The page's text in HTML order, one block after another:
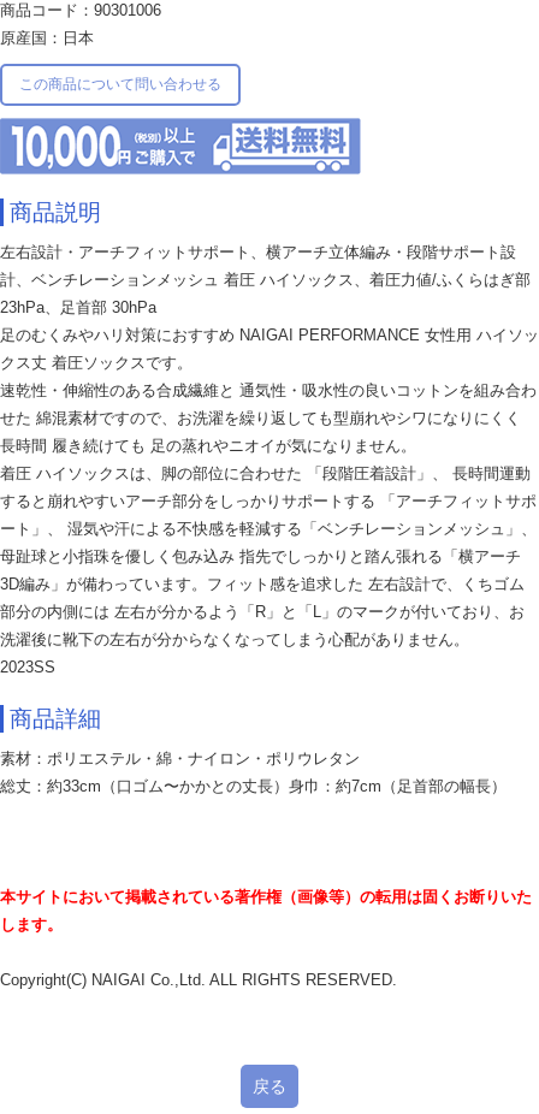
商品コード：90301006
原産国：日本
この商品について問い合わせる
商品説明
左右設計・アーチフィットサポート、横アーチ立体編み・段階サポート設
計、ベンチレーションメッシュ 着圧 ハイソックス、着圧力値/ふくらはぎ部
23hPa、足首部 30hPa
足のむくみやハリ対策におすすめ NAIGAI PERFORMANCE 女性用 ハイソッ
クス丈 着圧ソックスです。
速乾性・伸縮性のある合成繊維と 通気性・吸水性の良いコットンを組み合わ
せた 綿混素材ですので、お洗濯を繰り返しても型崩れやシワになりにくく
長時間 履き続けても 足の蒸れやニオイが気になりません。
着圧 ハイソックスは、脚の部位に合わせた 「段階圧着設計」、 長時間運動
すると崩れやすいアーチ部分をしっかりサポートする 「アーチフィットサポ
ート」、 湿気や汗による不快感を軽減する「ベンチレーションメッシュ」、
母趾球と小指珠を優しく包み込み 指先でしっかりと踏ん張れる「横アーチ
3D編み」が備わっています。フィット感を追求した 左右設計で、くちゴム
部分の内側には 左右が分かるよう「R」と「L」のマークが付いており、お
洗濯後に靴下の左右が分からなくなってしまう心配がありません。
2023SS
商品詳細
素材：ポリエステル・綿・ナイロン・ポリウレタン
総丈：約33cm（口ゴム〜かかとの丈長）身巾：約7cm（足首部の幅長）
本サイトにおいて掲載されている著作権（画像等）の転用は固くお断りいた
します。
Copyright(C) NAIGAI Co.,Ltd. ALL RIGHTS RESERVED.
戻る